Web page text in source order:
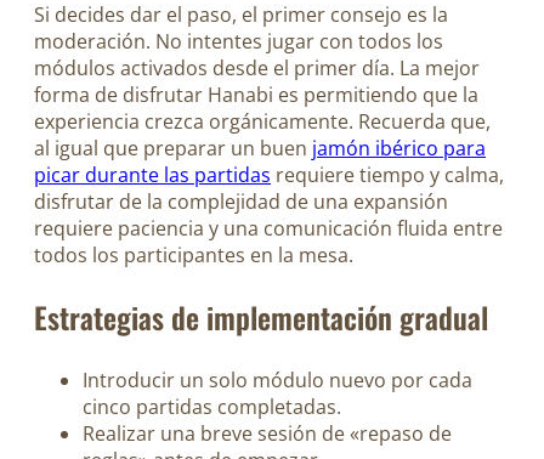
Si decides dar el paso, el primer consejo es la
moderación. No intentes jugar con todos los
módulos activados desde el primer día. La mejor
forma de disfrutar Hanabi es permitiendo que la
experiencia crezca orgánicamente. Recuerda que,
al igual que preparar un buen jamón ibérico para
picar durante las partidas requiere tiempo y calma,
disfrutar de la complejidad de una expansión
requiere paciencia y una comunicación fluida entre
todos los participantes en la mesa.
Estrategias de implementación gradual
Introducir un solo módulo nuevo por cada
cinco partidas completadas.
Realizar una breve sesión de «repaso de